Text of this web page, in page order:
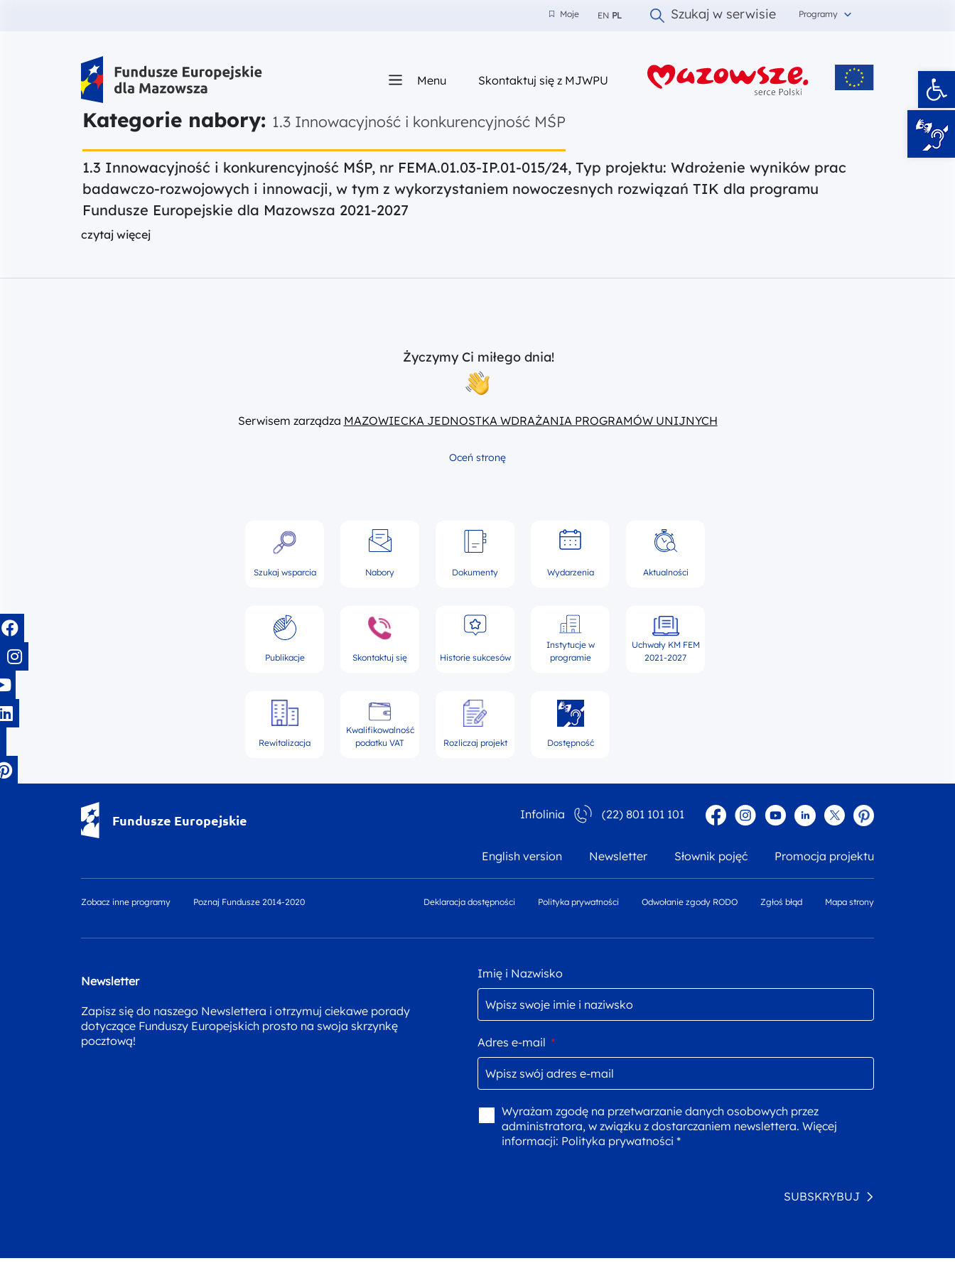
Moje
Moje EN PL Szukaj w serwisie Programy
Fundusze Europejskie dla Mazowsza Menu Skontaktuj się z MJWPUz nami
Kategorie nabory: 1.3 Innowacyjność i konkurencyjność MŚP
1.3 Innowacyjność i konkurencyjność MŚP, nr FEMA.01.03-IP.01-015/24, Typ projektu: Wdrożenie wyników prac
badawczo-rozwojowych i innowacji, w tym z wykorzystaniem nowoczesnych rozwiązań TIK dla programu
Fundusze Europejskie dla Mazowsza 2021-2027
czytaj więcej
Życzymy Ci miłego dnia!
Serwisem zarządza MAZOWIECKA JEDNOSTKA WDRAŻANIA PROGRAMÓW UNIJNYCH
Oceń stronę
Szukaj wsparcia Nabory Dokumenty Wydarzenia Aktualności
Publikacje Skontaktuj się Historie sukcesów
Instytucje w
programie
Uchwały KM FEM
2021-2027
Rewitalizacja
Kwalifikowalność
podatku VAT
Rozliczaj projekt Dostępność
Fundusze Europejskie Infolinia (22) 801 101 101 FacebookInstagram
YouTubeLinkedin
twitterPinterest
English version Newsletter Słownik pojęć Promocja projektu
Zobacz inne programy Poznaj Fundusze 2014-2020 Deklaracja dostępności Polityka prywatności Odwołanie zgody RODO Zgłoś błąd Mapa strony
Newsletter
Zapisz się do naszego Newslettera i otrzymuj ciekawe porady
dotyczące Funduszy Europejskich prosto na swoja skrzynkę
pocztową!
Imię i Nazwisko
Adres e-mail *
Wyrażam zgodę na przetwarzanie danych osobowych przez
administratora, w związku z dostarczaniem newslettera. Więcej
informacji: Polityka prywatności *
SUBSKRYBUJ